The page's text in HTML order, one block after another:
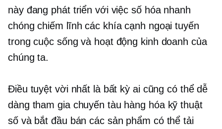
này đang phát triển với việc số hóa nhanh
chóng chiếm lĩnh các khía cạnh ngoại tuyến
trong cuộc sống và hoạt động kinh doanh của
chúng ta.
Điều tuyệt vời nhất là bất kỳ ai cũng có thể dễ
dàng tham gia chuyến tàu hàng hóa kỹ thuật
số và bắt đầu bán các sản phẩm có thể tải